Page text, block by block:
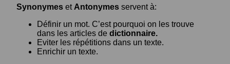
Synonymes et Antonymes servent à:
Définir un mot. C’est pourquoi on les trouve
dans les articles de dictionnaire.
Eviter les répétitions dans un texte.
Enrichir un texte.